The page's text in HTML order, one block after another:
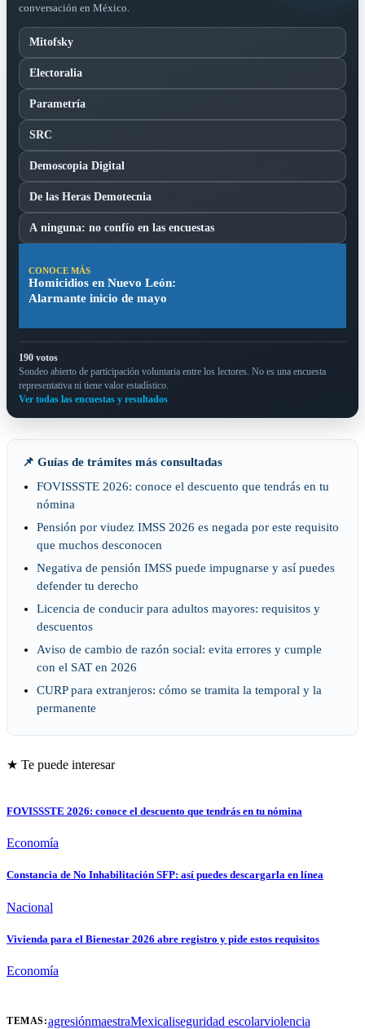
conversación en México.
Mitofsky
Electoralia
Parametría
SRC
Demoscopia Digital
De las Heras Demotecnia
A ninguna: no confío en las encuestas
CONOCE MÁS
Homicidios en Nuevo León:
Alarmante inicio de mayo
190 votos
Sondeo abierto de participación voluntaria entre los lectores. No es una encuesta
representativa ni tiene valor estadístico.
Ver todas las encuestas y resultados
📌 Guías de trámites más consultadas
FOVISSSTE 2026: conoce el descuento que tendrás en tu
nómina
Pensión por viudez IMSS 2026 es negada por este requisito
que muchos desconocen
Negativa de pensión IMSS puede impugnarse y así puedes
defender tu derecho
Licencia de conducir para adultos mayores: requisitos y
descuentos
Aviso de cambio de razón social: evita errores y cumple
con el SAT en 2026
CURP para extranjeros: cómo se tramita la temporal y la
permanente
★ Te puede interesar
FOVISSSTE 2026: conoce el descuento que tendrás en tu nómina
Economía
Constancia de No Inhabilitación SFP: así puedes descargarla en línea
Nacional
Vivienda para el Bienestar 2026 abre registro y pide estos requisitos
Economía
TEMAS:agresiónmaestraMexicaliseguridad escolarviolencia